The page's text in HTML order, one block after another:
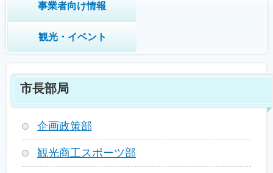
事業者向け情報
観光・イベント
市長部局
企画政策部
観光商工スポーツ部